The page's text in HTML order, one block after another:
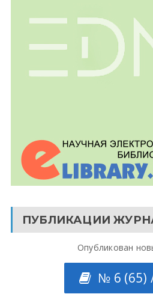
ПУБЛИКАЦИИ
Опубликован
№ 6 (65)